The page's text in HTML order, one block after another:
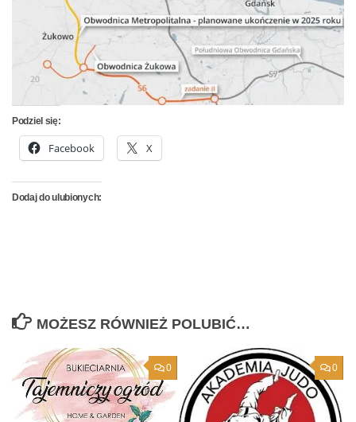
Podziel się:
Facebook X
Dodaj do ulubionych:
MOŻESZ RÓWNIEŻ POLUBIĆ…
0 0